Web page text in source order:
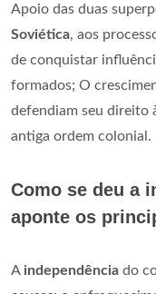
Apoio das duas
Soviética, aos
de conquistar
formados; O
defendiam seu direito
antiga ordem colonial.
Como se deu a
aponte os
A independência do